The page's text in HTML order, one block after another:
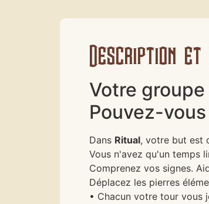
Description
Votre
Pouvez-
Dans Ritual, votre but est
Vous n'avez qu'un temps
Comprenez vos signes.
Déplacez les pierres
• Chacun votre tour vous